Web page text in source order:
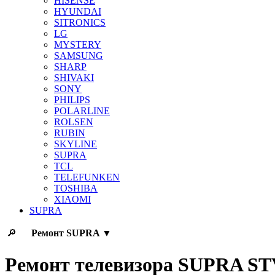
HYUNDAI
SITRONICS
LG
MYSTERY
SAMSUNG
SHARP
SHIVAKI
SONY
PHILIPS
POLARLINE
ROLSEN
RUBIN
SKYLINE
SUPRA
TCL
TELEFUNKEN
TOSHIBA
XIAOMI
SUPRA
🔎 Ремонт SUPRA ▼
Ремонт телевизора SUPRA